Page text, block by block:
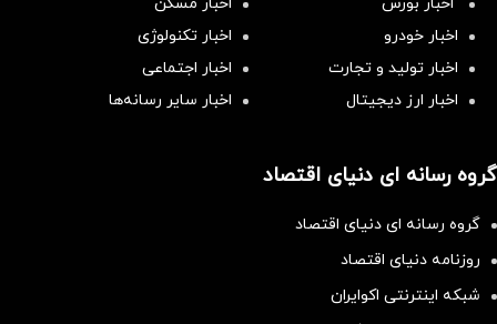
اخبار خودرو
اخبار تکنولوژی
اخبار تولید و تجارت
اخبار اجتماعی
اخبار ارز دیجیتال
اخبار سایر رسانه‌‌ها
گروه رسانه ای دنیای اقتصاد
گروه رسانه ای دنیای اقتصاد
روزنامه دنیای اقتصاد
شبکه اینترنتی اکوایران